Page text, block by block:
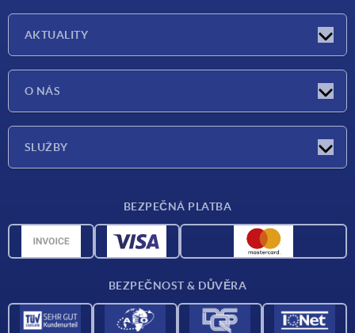
AKTUALITY
O NÁS
SLUŽBY
CAD data
BEZPEČNÁ PLATBA
BEZPEČNOST & DŮVĚRA